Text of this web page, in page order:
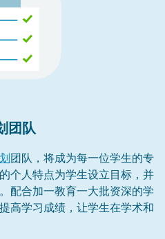
团队
团队，将成为每一位学生的专
个人特点为学生设立目标，并
配合加一教育一大批资深的学
高学习成绩，让学生在学术和